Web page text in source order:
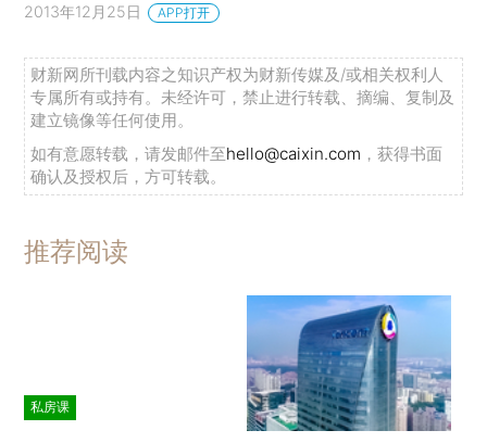
2013年12月25日 APP打开
财新网所刊载内容之知识产权为财新传媒及/或相关权利人
专属所有或持有。未经许可，禁止进行转载、摘编、复制及
建立镜像等任何使用。
如有意愿转载，请发邮件至hello@caixin.com ，获得书面
确认及授权后，方可转载。
推荐阅读
私房课